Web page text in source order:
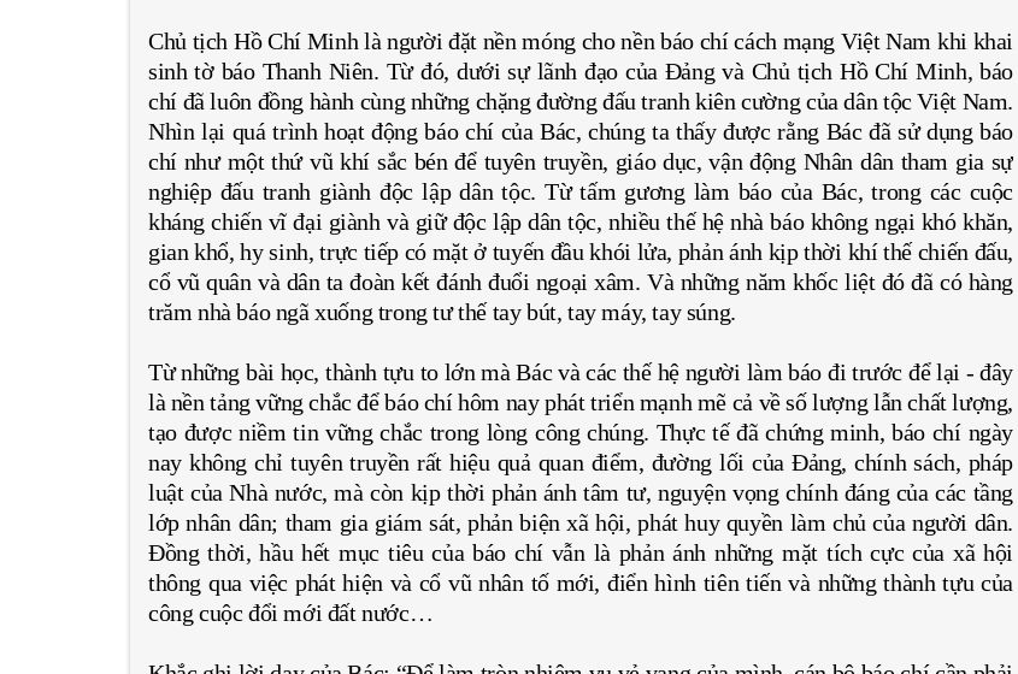
Chủ tịch Hồ Chí Minh là người đặt nền móng cho nền báo chí cách mạng Việt Nam khi khai
sinh tờ báo Thanh Niên. Từ đó, dưới sự lãnh đạo của Đảng và Chủ tịch Hồ Chí Minh, báo
chí đã luôn đồng hành cùng những chặng đường đấu tranh kiên cường của dân tộc Việt Nam.
Nhìn lại quá trình hoạt động báo chí của Bác, chúng ta thấy được rằng Bác đã sử dụng báo
chí như một thứ vũ khí sắc bén để tuyên truyền, giáo dục, vận động Nhân dân tham gia sự
nghiệp đấu tranh giành độc lập dân tộc. Từ tấm gương làm báo của Bác, trong các cuộc
kháng chiến vĩ đại giành và giữ độc lập dân tộc, nhiều thế hệ nhà báo không ngại khó khăn,
gian khổ, hy sinh, trực tiếp có mặt ở tuyến đầu khói lửa, phản ánh kịp thời khí thế chiến đấu,
cổ vũ quân và dân ta đoàn kết đánh đuổi ngoại xâm. Và những năm khốc liệt đó đã có hàng
trăm nhà báo ngã xuống trong tư thế tay bút, tay máy, tay súng.
Từ những bài học, thành tựu to lớn mà Bác và các thế hệ người làm báo đi trước để lại - đây
là nền tảng vững chắc để báo chí hôm nay phát triển mạnh mẽ cả về số lượng lẫn chất lượng,
tạo được niềm tin vững chắc trong lòng công chúng. Thực tế đã chứng minh, báo chí ngày
nay không chỉ tuyên truyền rất hiệu quả quan điểm, đường lối của Đảng, chính sách, pháp
luật của Nhà nước, mà còn kịp thời phản ánh tâm tư, nguyện vọng chính đáng của các tầng
lớp nhân dân; tham gia giám sát, phản biện xã hội, phát huy quyền làm chủ của người dân.
Đồng thời, hầu hết mục tiêu của báo chí vẫn là phản ánh những mặt tích cực của xã hội
thông qua việc phát hiện và cổ vũ nhân tố mới, điển hình tiên tiến và những thành tựu của
công cuộc đổi mới đất nước…